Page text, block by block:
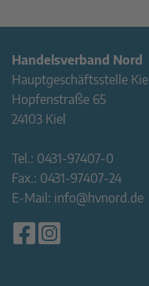
Handelsverband Nord
Hauptgeschäftsstelle Kiel
Hopfenstraße 65
24103 Kiel
Tel.: 0431-97407-0
Fax.: 0431-97407-24
E-Mail: info@hvnord.de